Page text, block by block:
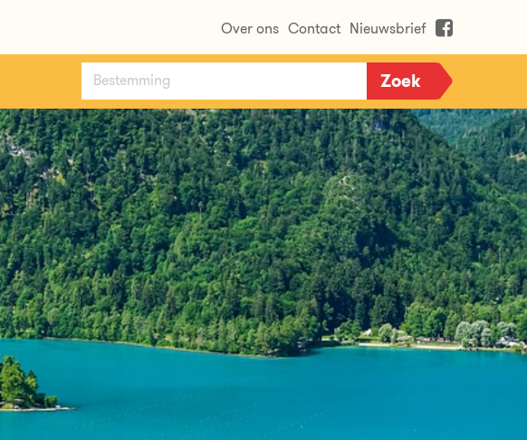
Over ons Contact Nieuwsbrief